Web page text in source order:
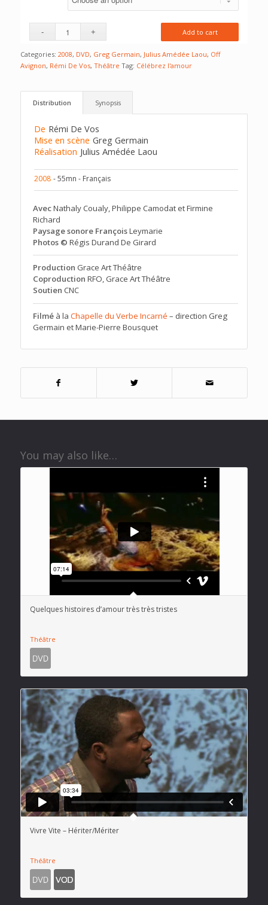
Add to cart
Categories: 2008, DVD, Greg Germain, Julius Amédée Laou, Off
Avignon, Rémi De Vos, Théâtre Tag: Célébrez l'amour
Distribution Synopsis
De Rémi De Vos
Mise en scène Greg Germain
Réalisation Julius Amédée Laou
2008 - 55mn - Français
AvecNathaly Coualy, Philippe Camodat et Firmine
Richard
Paysage sonore FrançoisLeymarie
Photos © Régis Durand De Girard
Production Grace Art Théâtre
Coproduction RFO, Grace Art Théâtre
Soutien CNC
Filméà la Chapelle du Verbe Incarné – direction Greg
Germain et Marie-Pierre Bousquet
You may also like…
Quelques histoires d’amour très très tristes
Théâtre
Vivre Vite – Hériter/Mériter
Théâtre